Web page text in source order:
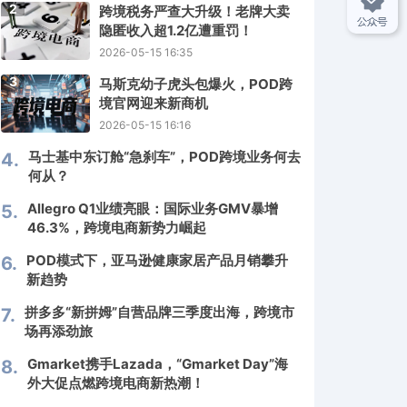
2
跨境税务严查大升级！老牌大卖
隐匿收入超1.2亿遭重罚！
2026-05-15 16:35
3
马斯克幼子虎头包爆火，POD跨
境官网迎来新商机
2026-05-15 16:16
4. 马士基中东订舱“急刹车”，POD跨境业务何去
何从？
5. Allegro Q1业绩亮眼：国际业务GMV暴增
46.3%，跨境电商新势力崛起
6.
POD模式下，亚马逊健康家居产品月销攀升
新趋势
7. 拼多多“新拼姆”自营品牌三季度出海，跨境市
场再添劲旅
8. Gmarket携手Lazada，“Gmarket Day”海
外大促点燃跨境电商新热潮！